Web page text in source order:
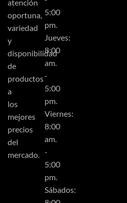
atención
oportuna,
variedad
y
disponibilidad
de
productos
a
los
mejores
precios
del
mercado.
5:00
pm.
Jueves:
8:00
am.
-
5:00
pm.
Viernes:
8:00
am.
-
5:00
pm.
Sábados: